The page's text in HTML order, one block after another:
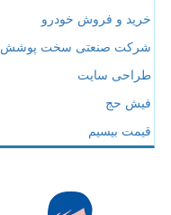
خرید و فروش خودرو
شرکت صنعتی سخت پوشش
طراحی سایت
فیش حج
قیمت بیسیم